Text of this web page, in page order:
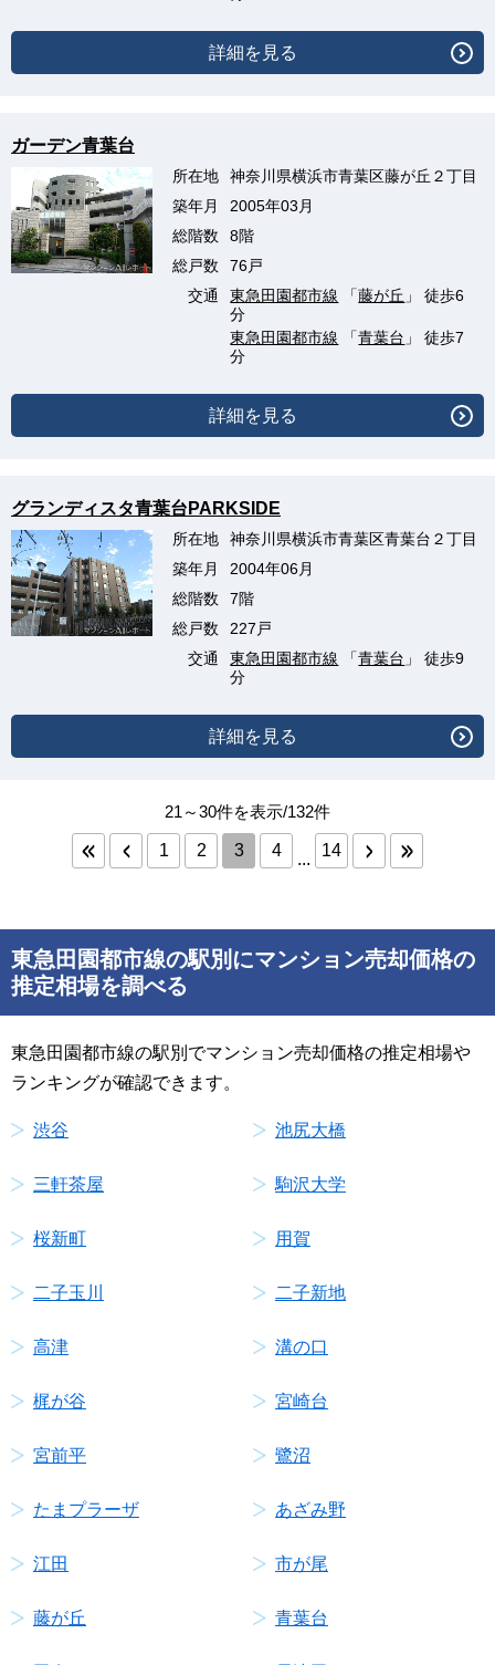
詳細を見る
ガーデン青葉台
所在地
神奈川県横浜市青葉区藤が丘２丁目
築年月
2005年03月
総階数
8階
総戸数
76戸
交通
東急田園都市線 「藤が丘 」 徒歩6
分
東急田園都市線 「青葉台 」 徒歩7
分
詳細を見る
グランディスタ青葉台PARKSIDE
所在地
神奈川県横浜市青葉区青葉台２丁目
築年月
2004年06月
総階数
7階
総戸数
227戸
交通
東急田園都市線 「青葉台 」 徒歩9
分
詳細を見る
21～30件を表示/132件
1 2 3 4 ... 14
東急田園都市線の駅別にマンション売却価格の
推定相場を調べる
東急田園都市線の駅別でマンション売却価格の推定相場や
ランキングが確認できます。
渋谷 池尻大橋
三軒茶屋 駒沢大学
桜新町 用賀
二子玉川 二子新地
高津 溝の口
梶が谷 宮崎台
宮前平 鷺沼
たまプラーザ あざみ野
江田 市が尾
藤が丘 青葉台